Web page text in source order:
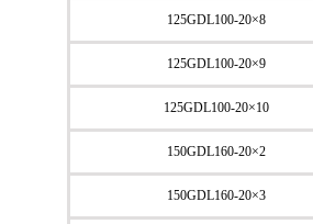
125GDL100-20×8
125GDL100-20×9
125GDL100-20×10
150GDL160-20×2
150GDL160-20×3